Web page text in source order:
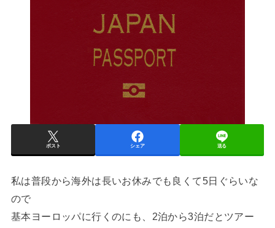
ポスト シェア 送る
私は普段から海外は長いお休みでも良くて5日ぐらいな
ので
基本ヨーロッパに行くのにも、2泊から3泊だとツアー